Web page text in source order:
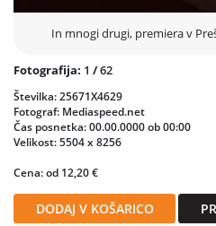
In mnogi drugi, premiera v
Fotografija: 1 /62
Številka: 25671X4629
Fotograf: Mediaspeed.net
Čas posnetka: 00.00.0000 ob 00:00
Velikost: 5504 x 8256
Cena: od 12,20 €
DODAJ V KOŠARICO